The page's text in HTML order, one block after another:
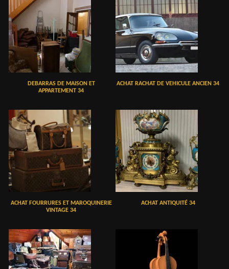
DEBARRAS DE MAISON ET
APPARTEMENT 34
ACHAT RACHAT DE VEHICULE ANCIEN 34
ACHAT FOURRURES ET MAROQUINERIE
VINTAGE 34
ACHAT ANTIQUITÉ 34